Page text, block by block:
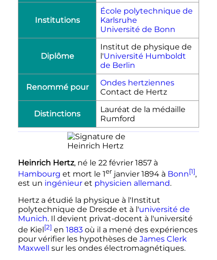
Institutions
École polytechnique de
Karlsruhe
Université de Bonn
Diplôme
Institut de physique de
l'Université Humboldt
de Berlin
Renommé pour
Ondes hertziennes
Contact de Hertz
Distinctions
Lauréat de la médaille
Rumford
Heinrich Hertz, né le 22 février 1857à
Hambourg et mort le 1erjanvier 1894à Bonn[1],
est un ingénieuret physicien allemand.
Hertz a étudié la physique à l'Institut
polytechnique de Dresde et à l'université de
Munich. Il devient privat-docent à l'université
de Kiel [2] en 1883où il a mené des expériences
pour vérifier les hypothèses de James Clerk
Maxwell
sur les ondes électromagnétiques.